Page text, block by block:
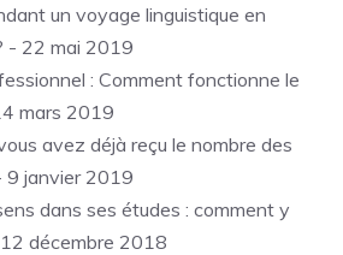
un voyage linguistique en
- 22 mai 2019
: Comment fonctionne le
mars 2019
avez déjà reçu le nombre des
9 janvier 2019
dans ses études : comment y
décembre 2018